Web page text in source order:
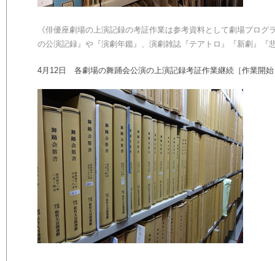
《俳優座劇場の上演記録の考証作業は参考資料として劇場プロ
の公演記録』や『演劇年鑑』、 演劇雑誌 『テアトロ』『新劇』『
4 月 12日 各劇場の舞踊会公演の上演記録考証作業継続［作業開